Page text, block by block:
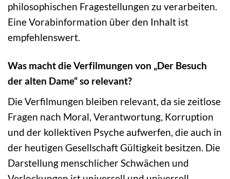
philosophischen Fragestellungen zu verarbeiten.
Eine Vorabinformation über den Inhalt ist
empfehlenswert.
Was macht die Verfilmungen von „Der Besuch
der alten Dame“ so relevant?
Die Verfilmungen bleiben relevant, da sie zeitlose
Fragen nach Moral, Verantwortung, Korruption
und der kollektiven Psyche aufwerfen, die auch in
der heutigen Gesellschaft Gültigkeit besitzen. Die
Darstellung menschlicher Schwächen und